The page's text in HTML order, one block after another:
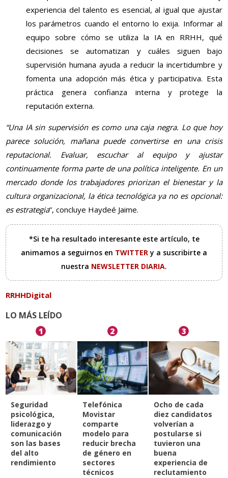
experiencia del talento es esencial, al igual que ajustar
los parámetros cuando el entorno lo exija. Informar al
equipo sobre cómo se utiliza la IA en RRHH, qué
decisiones se automatizan y cuáles siguen bajo
supervisión humana ayuda a reducir la incertidumbre y
fomenta una adopción más ética y participativa. Esta
práctica genera confianza interna y protege la
reputación externa.
“Una IA sin supervisión es como una caja negra. Lo que hoy
parece solución, mañana puede convertirse en una crisis
reputacional. Evaluar, escuchar al equipo y ajustar
continuamente forma parte de una política inteligente. En un
mercado donde los trabajadores priorizan el bienestar y la
cultura organizacional, la ética tecnológica ya no es opcional:
es estrategia”, concluye Haydeé Jaime.
*Si te ha resultado interesante este artículo, te
animamos a seguirnos en TWITTERy a suscribirte a
nuestra NEWSLETTER DIARIA.
RRHHDigital
LO MÁS LEÍDO
1
Seguridad
psicológica,
liderazgo y
comunicación
son las bases
del alto
rendimiento
2
Telefónica
Movistar
comparte
modelo para
reducir brecha
de género en
sectores
técnicos
3
Ocho de cada
diez candidatos
volverían a
postularse si
tuvieron una
buena
experiencia de
reclutamiento